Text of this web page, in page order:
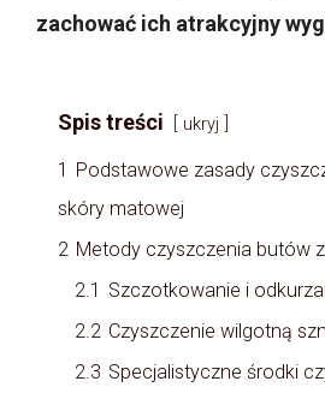
zachować ich atrakcyjny
Spis treści ukryj
1 Podstawowe zasady
skóry matowej
2 Metody czyszczenia butów
2.1 Szczotkowanie i
2.2 Czyszczenie wilgotną
2.3 Specjalistyczne środki